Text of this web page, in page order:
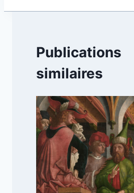
Publications
similaires